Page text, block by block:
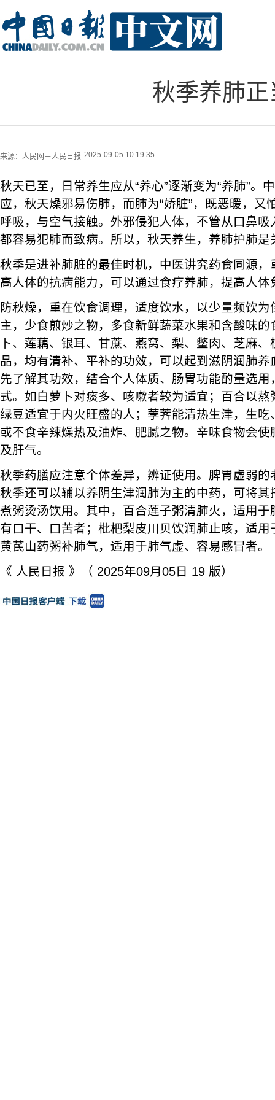
秋季养肺
来源： 人民网－人民日报 2025-09-05 10:19:35
秋天已至，日常养生应从“养心”逐渐变为“养肺”。
应，秋天燥邪易伤肺，而肺为“娇脏”，既恶暖，又
呼吸，与空气接触。外邪侵犯人体，不管从口鼻
都容易犯肺而致病。所以，秋天养生，养肺护肺是
秋季是进补肺脏的最佳时机，中医讲究药食同源
高人体的抗病能力，可以通过食疗养肺，提高人体
防秋燥，重在饮食调理，适度饮水，以少量频饮
主，少食煎炒之物，多食新鲜蔬菜水果和含酸味
卜、莲藕、银耳、甘蔗、燕窝、梨、鳖肉、芝麻
品，均有清补、平补的功效，可以起到滋阴润肺
先了解其功效，结合个人体质、肠胃功能酌量选
式。如白萝卜对痰多、咳嗽者较为适宜；百合以
绿豆适宜于内火旺盛的人；荸荠能清热生津，生
或不食辛辣燥热及油炸、肥腻之物。辛味食物会
及肝气。
秋季药膳应注意个体差异，辨证使用。脾胃虚弱
秋季还可以辅以养阴生津润肺为主的中药，可将
煮粥烫汤饮用。其中，百合莲子粥清肺火，适用
有口干、口苦者；枇杷梨皮川贝饮润肺止咳，适
黄芪山药粥补肺气，适用于肺气虚、容易感冒者。
《 人民日报 》（ 2025年09月05日 19 版）